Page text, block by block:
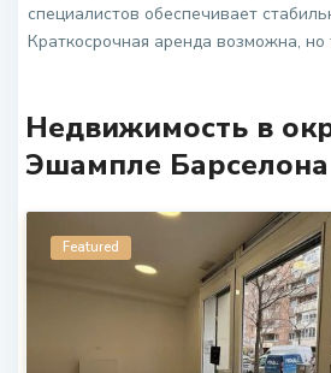
специалистов обеспечивает
Краткосрочная аренда возможна, но
Недвижимость в
Эшампле Барселона
Featured